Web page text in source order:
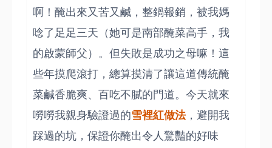
啊！醃出來又苦又鹹，整鍋報銷，被我媽
唸了足足三天（她可是南部醃菜高手，我
的啟蒙師父）。但失敗是成功之母嘛！這
些年摸爬滾打，總算摸清了讓這道傳統醃
菜鹹香脆爽、百吃不膩的門道。今天就來
嘮嘮我親身驗證過的雪裡紅做法，避開我
踩過的坑，保證你醃出令人驚豔的好味